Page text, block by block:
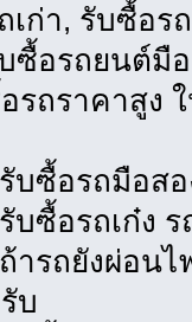
เก่า, รับซื้อ
ซื้อรถยนต์มื
รถราคาสูง
บซื้อรถมือส
บซื้อรถเก๋ง
ารถยังผ่อน
บ